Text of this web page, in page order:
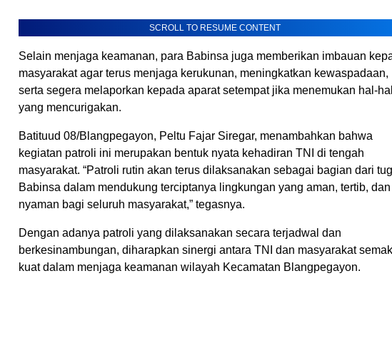
SCROLL TO RESUME CONTENT
Selain menjaga keamanan, para Babinsa juga memberikan imbauan
masyarakat agar terus menjaga kerukunan, meningkatkan kewaspadaan,
serta segera melaporkan kepada aparat setempat jika menemukan hal-hal
yang mencurigakan.
Batituud 08/Blangpegayon, Peltu Fajar Siregar, menambahkan bahwa
kegiatan patroli ini merupakan bentuk nyata kehadiran TNI di tengah
masyarakat. “Patroli rutin akan terus dilaksanakan sebagai bagian dari
Babinsa dalam mendukung terciptanya lingkungan yang aman, tertib, dan
nyaman bagi seluruh masyarakat,” tegasnya.
Dengan adanya patroli yang dilaksanakan secara terjadwal dan
berkesinambungan, diharapkan sinergi antara TNI dan masyarakat
kuat dalam menjaga keamanan wilayah Kecamatan Blangpegayon.